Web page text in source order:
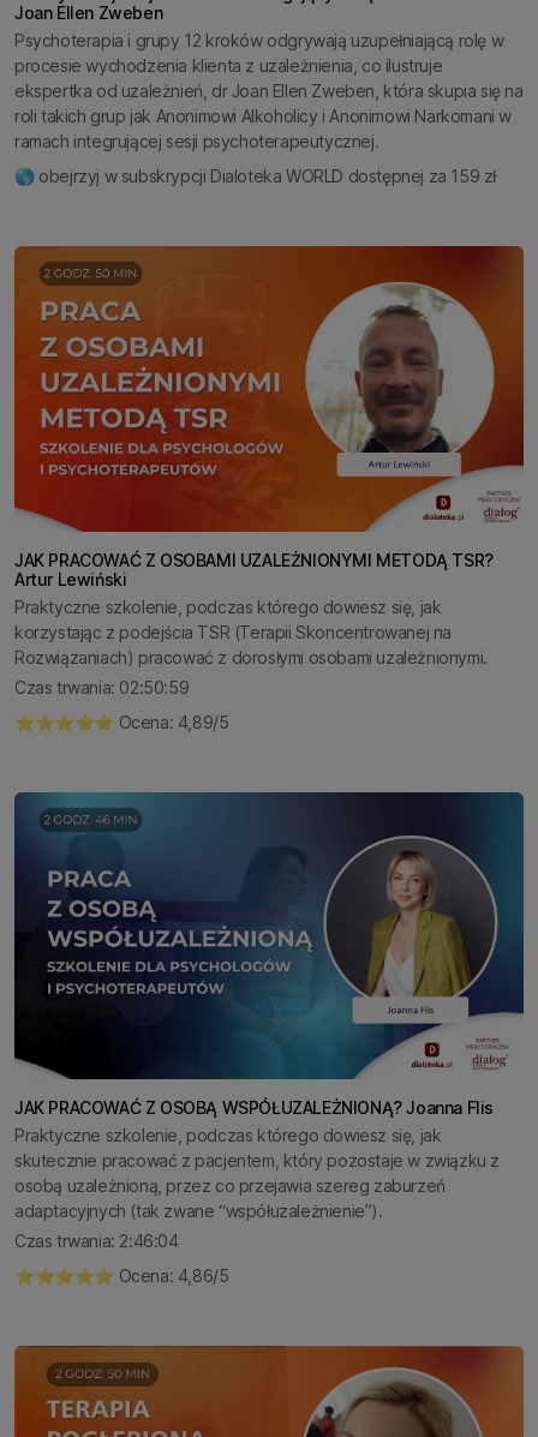
Joan Ellen Zweben
Psychoterapia i grupy 12 kroków odgrywają uzupełniającą rolę w
procesie wychodzenia klienta z uzależnienia, co ilustruje
ekspertka od uzależnień, dr Joan Ellen Zweben, która skupia się na
roli takich grup jak Anonimowi Alkoholicy i Anonimowi Narkomani w
ramach integrującej sesji psychoterapeutycznej.
🌎 obejrzyj w subskrypcji Dialoteka WORLD dostępnej za 159 zł
JAK PRACOWAĆ Z OSOBAMI UZALEŻNIONYMI METODĄ TSR?
Artur Lewiński
Praktyczne szkolenie, podczas którego dowiesz się, jak
korzystając z podejścia TSR (Terapii Skoncentrowanej na
Rozwiązaniach) pracować z dorosłymi osobami uzależnionymi.
Czas trwania: 02:50:59
⭐️⭐️⭐️⭐️⭐️ Ocena: 4,89/5
JAK PRACOWAĆ Z OSOBĄ WSPÓŁUZALEŻNIONĄ? Joanna Flis
Praktyczne szkolenie, podczas którego dowiesz się, jak
skutecznie pracować z pacjentem, który pozostaje w związku z
osobą uzależnioną, przez co przejawia szereg zaburzeń
adaptacyjnych (tak zwane “współuzależnienie”).
Czas trwania: 2:46:04
⭐️⭐️⭐️⭐️⭐️ Ocena: 4,86/5